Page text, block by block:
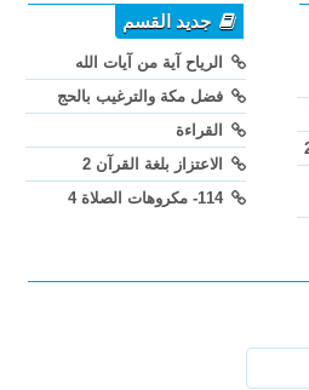
جديد القسم
الرياح آية من آيات الله
فضل مكة والترغيب بالحج
القراءة
الاعتزاز بلغة القرآن 2
114- مكروهات الصلاة 4